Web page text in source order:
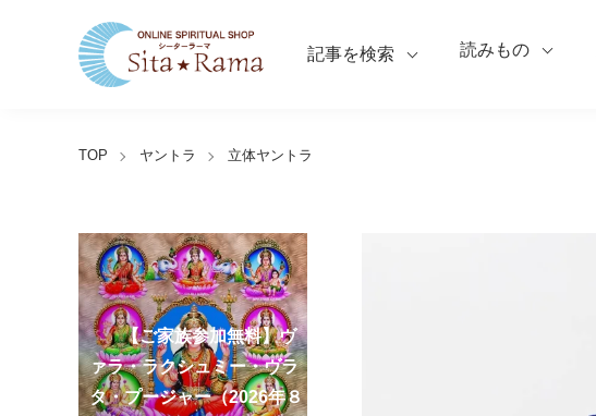
記事を検索 読みもの
TOP ヤントラ 立体ヤントラ
【ご家族参加無料】ア
ーディ・アマーヴァシャ
ー・プージャー（2026年８
【ご家族参加無料】ラ
クシュミー・クベーラ・マ
ンスリー・プージャー
（2026年８月12日（水）実
【ご家族参加無料】ナ
ーガ・パンチャミー・プー
ジャー（2026年８月17日
【ご家族参加無料】ヴ
ァラ・ラクシュミー・ヴラ
タ・プージャー（2026年８
【ご家族参加無料】サ
ンカタハラ・チャトゥルテ
ィー・プージャー（2026年
【ご家族参加無料】クリシ
ュナ・ジャヤンティー・プ
ージャー（2026年９月４日
【ご家族参加無料】ガ
ネーシャ・チャトゥルティ
ー・プージャー（2026年９
【ご家族参加無料】マ
ハーラクシュミー・ヴラ
タ・プージャー（2026年９
第220回グループ・ホ
ーマ（ナーガ・パンチャミ
ー、2026年８月17日（月）
第221回グループ・ホ
ーマ（ガーヤトリー・ジャ
ヤンティー、2026年８月28
アンナダーナ・プロジェク
ポストコロナ福祉活動支援